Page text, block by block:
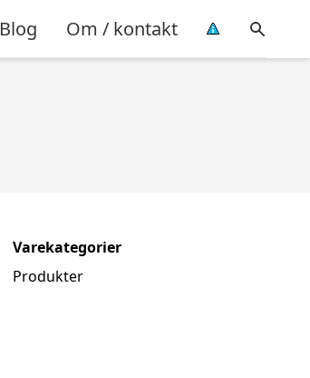
Blog Om / kontakt
Varekategorier
Produkter